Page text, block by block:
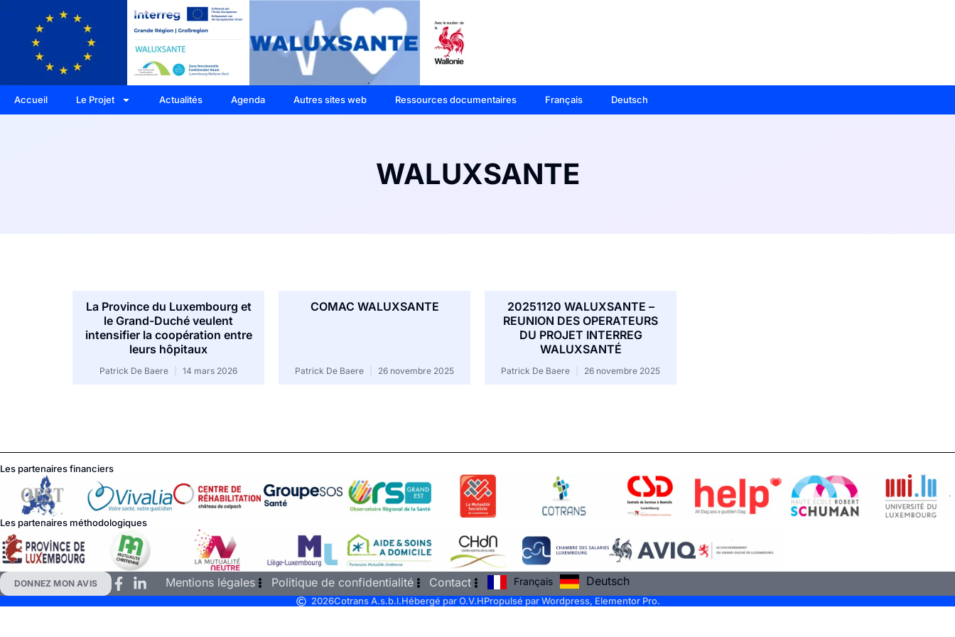
Accueil Le Projet Actualités Agenda Autres sites web Ressources documentaires Français Deutsch
WALUXSANTE
La Province du Luxembourg et
le Grand-Duché veulent
intensifier la coopération entre
leurs hôpitaux
Patrick De Baere 14 mars 2026
COMAC WALUXSANTE
Patrick De Baere 26 novembre 2025
20251120 WALUXSANTE –
REUNION DES OPERATEURS
DU PROJET INTERREG
WALUXSANTÉ
Patrick De Baere 26 novembre 2025
Les partenaires financiers
Les partenaires méthodologiques
DONNEZ MON AVIS Mentions légales Politique de confidentialité Contact Français Deutsch
2026Cotrans A.s.b.l.Hébergé par O.V.HPropulsé par Wordpress, Elementor Pro.